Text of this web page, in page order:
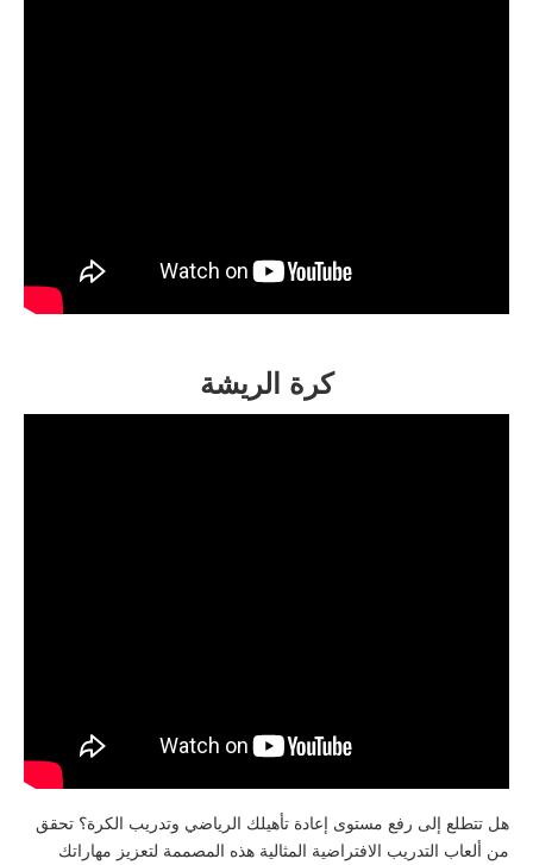
كرة الريشة
هل تتطلع إلى رفع مستوى إعادة تأهيلك الرياضي وتدريب الكرة؟ تحقق
من ألعاب التدريب الافتراضية المثالية هذه المصممة لتعزيز مهاراتك